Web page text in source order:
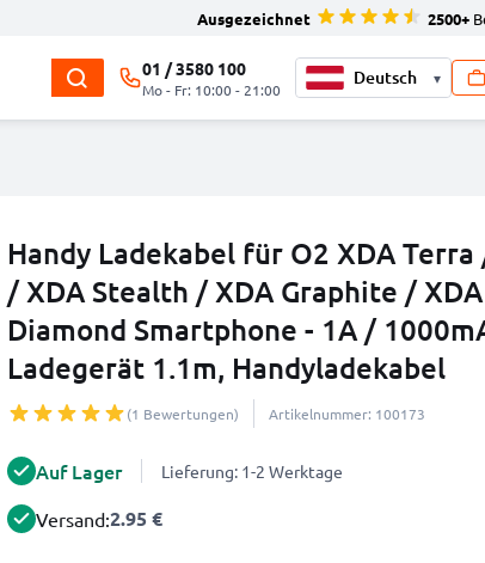
Ausgezeichnet 2500+
01 / 3580 100
Mo - Fr: 10:00 - 21:00
▾
Handy Ladekabel für O2 XDA Terra
/ XDA Stealth / XDA Graphite /
Diamond Smartphone - 1A /
Ladegerät 1.1m, Handyladekabel
(1 Bewertungen) Artikelnummer: 100173
Auf Lager Lieferung: 1-2 Werktage
Versand:2.95 €